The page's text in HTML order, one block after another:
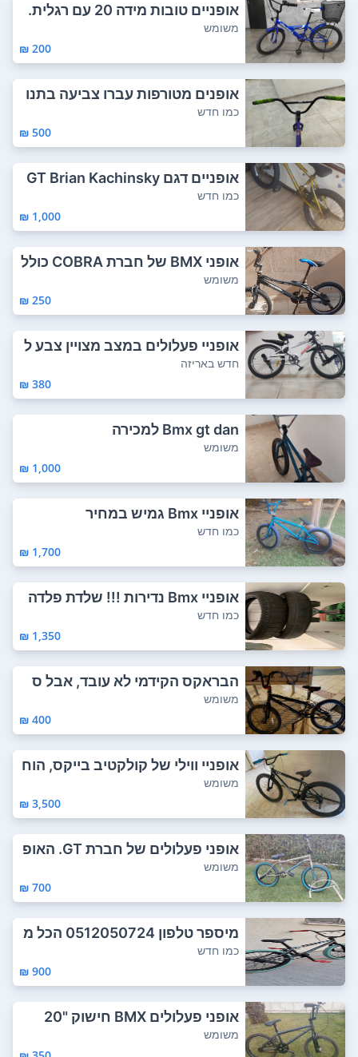
אופניים טובות מידה 20 עם רגלית.
אפשרות ל...
משומש
200 ₪
אופנים מטורפות עברו צביעה בתנו
ר גריפים ח...
כמו חדש
500 ₪
אופניים דגם GT Brian Kachinsky
2017 GT S...
כמו חדש
1,000 ₪
אופני BMX של חברת COBRA כולל
ים 2 זוגות ...
משומש
250 ₪
אופניי פעלולים במצב מצויין צבע ל
בן עם פל...
חדש באריזה
380 ₪
Bmx gt dan למכירה
משומש
1,000 ₪
אופניי Bmx גמיש במחיר
כמו חדש
1,700 ₪
אופניי Bmx נדירות !!! שלדת פלדה
ג׳ירו של...
כמו חדש
1,350 ₪
הבראקס הקידמי לא עובד, אבל ס
ה"כ טובת למת...
משומש
400 ₪
אופניי ווילי של קולקטיב בייקס, הוח
לפו גר...
משומש
3,500 ₪
אופני פעלולים של חברת GT. האופ
ניים במצב ...
משומש
700 ₪
מיספר טלפון 0512050724 הכל מ
צוחצח היטב ו...
כמו חדש
900 ₪
אופני פעלולים BMX חישוק "20
משומש